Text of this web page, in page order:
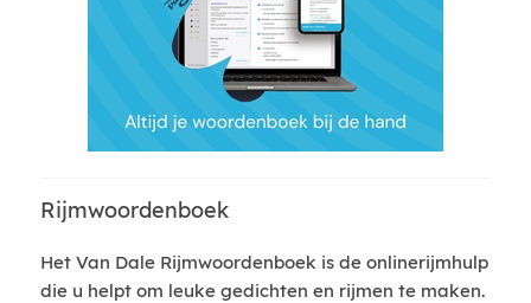
Rijmwoordenboek
Het Van Dale Rijmwoordenboek is de onlinerijmhulp
die u helpt om leuke gedichten en rijmen te maken.